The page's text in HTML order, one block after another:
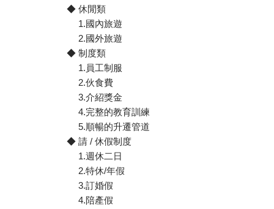
◆ 休閒類
1.國內旅遊
2.國外旅遊
◆ 制度類
1.員工制服
2.伙食費
3.介紹獎金
4.完整的教育訓練
5.順暢的升遷管道
◆ 請 / 休假制度
1.週休二日
2.特休/年假
3.訂婚假
4.陪產假